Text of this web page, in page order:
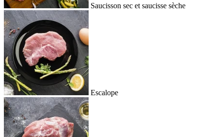
Saucisson sec et saucisse sèche
Escalope